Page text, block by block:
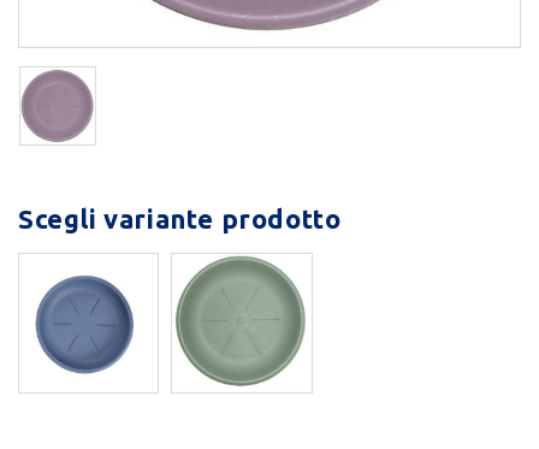
Scegli variante prodotto